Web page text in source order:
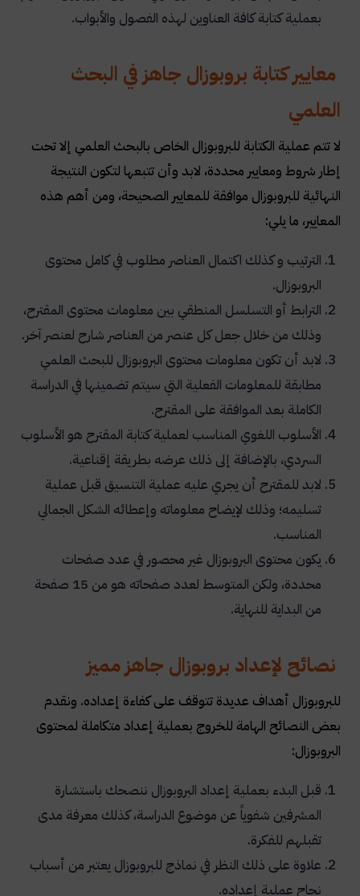
بعملية كتابة كافة العناوين لهذه الفصول والأبواب.
معايير كتابة بروبوزال جاهز في البحث
العلمي
لا تتم عملية الكتابة للبروبوزال الخاص بالبحث العلمي إلا تحت
إطار شروط ومعايير محددة، لابد وأن تتبعها لتكون النتيجة
النهائية للبروبوزال موافقة للمعايير الصحيحة، ومن أهم هذه
المعايير، ما يلي:
الترتيب و كذلك اكتمال العناصر مطلوب في كامل محتوى
البروبوزال.
الترابط أو التسلسل المنطقي بين معلومات محتوى المقترح،
وذلك من خلال جعل كل عنصر من العناصر شارح لعنصر آخر.
لابد أن تكون معلومات محتوى البروبوزال للبحث العلمي
مطابقة للمعلومات الفعلية التي سيتم تضمينها في الدراسة
الكاملة بعد الموافقة على المقترح.
الأسلوب اللغوي المناسب لعملية كتابة المقترح هو الأسلوب
السردي، بالإضافة إلى ذلك عرضه بطريقة إقناعية.
لابد للمقترح أن يجري عليه عملية التنسيق قبل عملية
تسليمه؛ وذلك لإيضاح معلوماته وإعطائه الشكل الجمالي
المناسب.
يكون محتوى البروبوزال غير محصور في عدد صفحات
محددة، ولكن المتوسط لعدد صفحاته هو من 15 صفحة
من البداية للنهاية.
نصائح لإعداد بروبوزال جاهز مميز
للبروبوزال أهداف عديدة تتوقف على كفاءة إعداده. ونقدم
بعض النصائح الهامة للخروج بعملية إعداد متكاملة لمحتوى
البروبوزال:
قبل البدء بعملية إعداد البروبوزال ننصحك باستشارة
المشرفين شفوياً عن موضوع الدراسة، كذلك معرفة مدى
تقبلهم للفكرة.
علاوة على ذلك النظر في نماذج للبروبوزال يعتبر من أسباب
نجاح عملية إعداده.